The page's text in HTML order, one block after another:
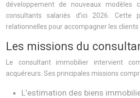
développement de nouveaux modèles
consultants salariés d’ici 2026. Cette
relationnelles pour accompagner les
Les missions du
Le consultant immobilier intervient
acquéreurs. Ses principales missions
L’estimation des biens